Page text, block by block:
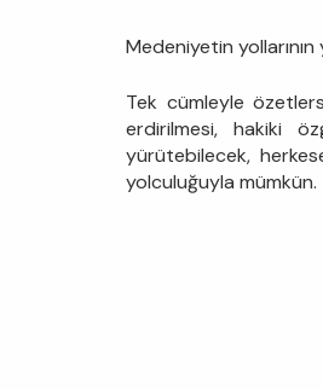
Medeniyetin
Tek cümleyle
erdirilmesi, hakiki
yürütebilecek,
yolculuğuyla mümkün.